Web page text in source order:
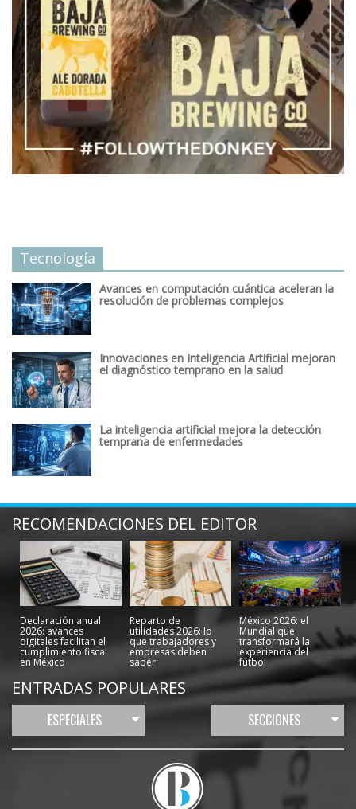
Tecnología
Avances en computación cuántica aceleran la
resolución de problemas complejos
Innovaciones en Inteligencia Artificial mejoran
el diagnóstico temprano en la salud
La inteligencia artificial mejora la detección
temprana de enfermedades
RECOMENDACIONES DEL EDITOR
Declaración anual
2026: avances
digitales facilitan el
cumplimiento fiscal
en México
Reparto de
utilidades 2026: lo
que trabajadores y
empresas deben
saber
México 2026: el
Mundial que
transformará la
experiencia del
fútbol
ENTRADAS POPULARES
ESPECIALES SECCIONES